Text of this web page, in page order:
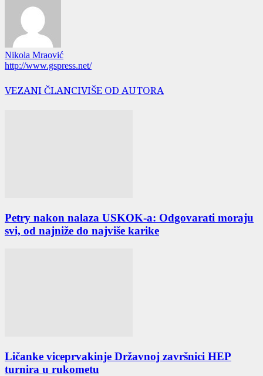
Nikola Mraović
http://www.gspress.net/
VEZANI ČLANCIVIŠE OD AUTORA
Petry nakon nalaza USKOK-a: Odgovarati moraju
svi, od najniže do najviše karike
Ličanke viceprvakinje Državnoj završnici HEP
turnira u rukometu